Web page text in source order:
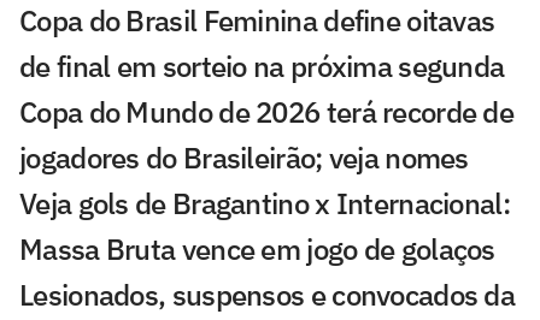
Copa do Brasil Feminina define oitavas
de final em sorteio na próxima segunda
Copa do Mundo de 2026 terá recorde de
jogadores do Brasileirão; veja nomes
Veja gols de Bragantino x Internacional:
Massa Bruta vence em jogo de golaços
Lesionados, suspensos e convocados da